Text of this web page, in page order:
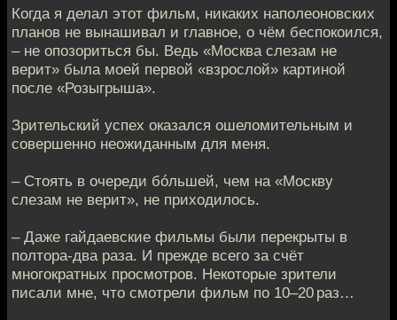
Когда я делал этот фильм, никаких наполеоновских
планов не вынашивал и главное, о чём беспокоился,
– не опозориться бы. Ведь «Москва слезам не
верит» была моей первой «взрослой» картиной
после «Розыгрыша».
Зрительский успех оказался ошеломительным и
совершенно неожиданным для меня.
– Стоять в очереди бóльшей, чем на «Москву
слезам не верит», не приходилось.
– Даже гайдаевские фильмы были перекрыты в
полтора-два раза. И прежде всего за счёт
многократных просмотров. Некоторые зрители
писали мне, что смотрели фильм по 10–20 раз…